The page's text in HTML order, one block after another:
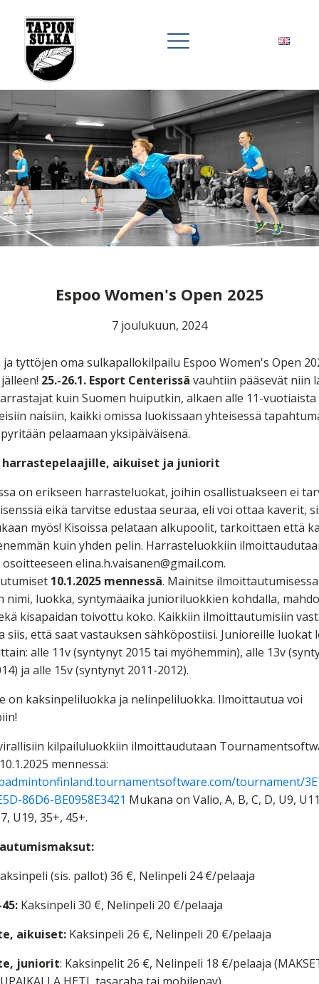
Espoo Women's Open 2025
7 joulukuun, 2024
tyttöjen oma sulkapallokilpailu Espoo Women's Open
25.-26.1. Esport Centerissä vauhtiin pääsevät niin
kuin Suomen huiputkin, alkaen alle 11-vuotiaista
naisiin, kaikki omissa luokissaan yhteisessä
pelaamaan yksipäiväisenä.
aikuiset ja juniorit
on erikseen harrasteluokat, joihin osallistuakseen ei
eikä tarvitse edustaa seuraa, eli voi ottaa kaverit,
myös! Kisoissa pelataan alkupoolit, tarkoittaen että
kuin yhden pelin. Harrasteluokkiin
elina.h.vaisanen@gmail.com.
10.1.2025 mennessä. Mainitse ilmoittautumisessa
nimi, luokka, syntymäaika junioriluokkien kohdalla,
kisapaidan toivottu koko. Kaikkiin ilmoittautumisiin
siis, että saat vastauksen sähköpostiisi. Junioreille luokat
alle 11v (syntynyt 2015 tai myöhemmin), alle 13v
ja alle 15v (syntynyt 2011-2012).
on kaksinpeliluokka ja nelinpeliluokka. Ilmoittautua voi
kilpailuluokkiin ilmoittaudutaan
mennessä:
tournament/
86D6-BE0958E3421 Mukana on Valio, A, B, C, D, U9,
U19, 35+, 45+.
(sis. pallot) 36 €, Nelinpeli 24 €/pelaaja
Kaksinpeli 30 €, Nelinpeli 20 €/pelaaja
aikuiset: Kaksinpeli 26 €, Nelinpeli 20 €/pelaaja
juniorit: Kaksinpelit 26 €, Nelinpeli 18 €/pelaaja